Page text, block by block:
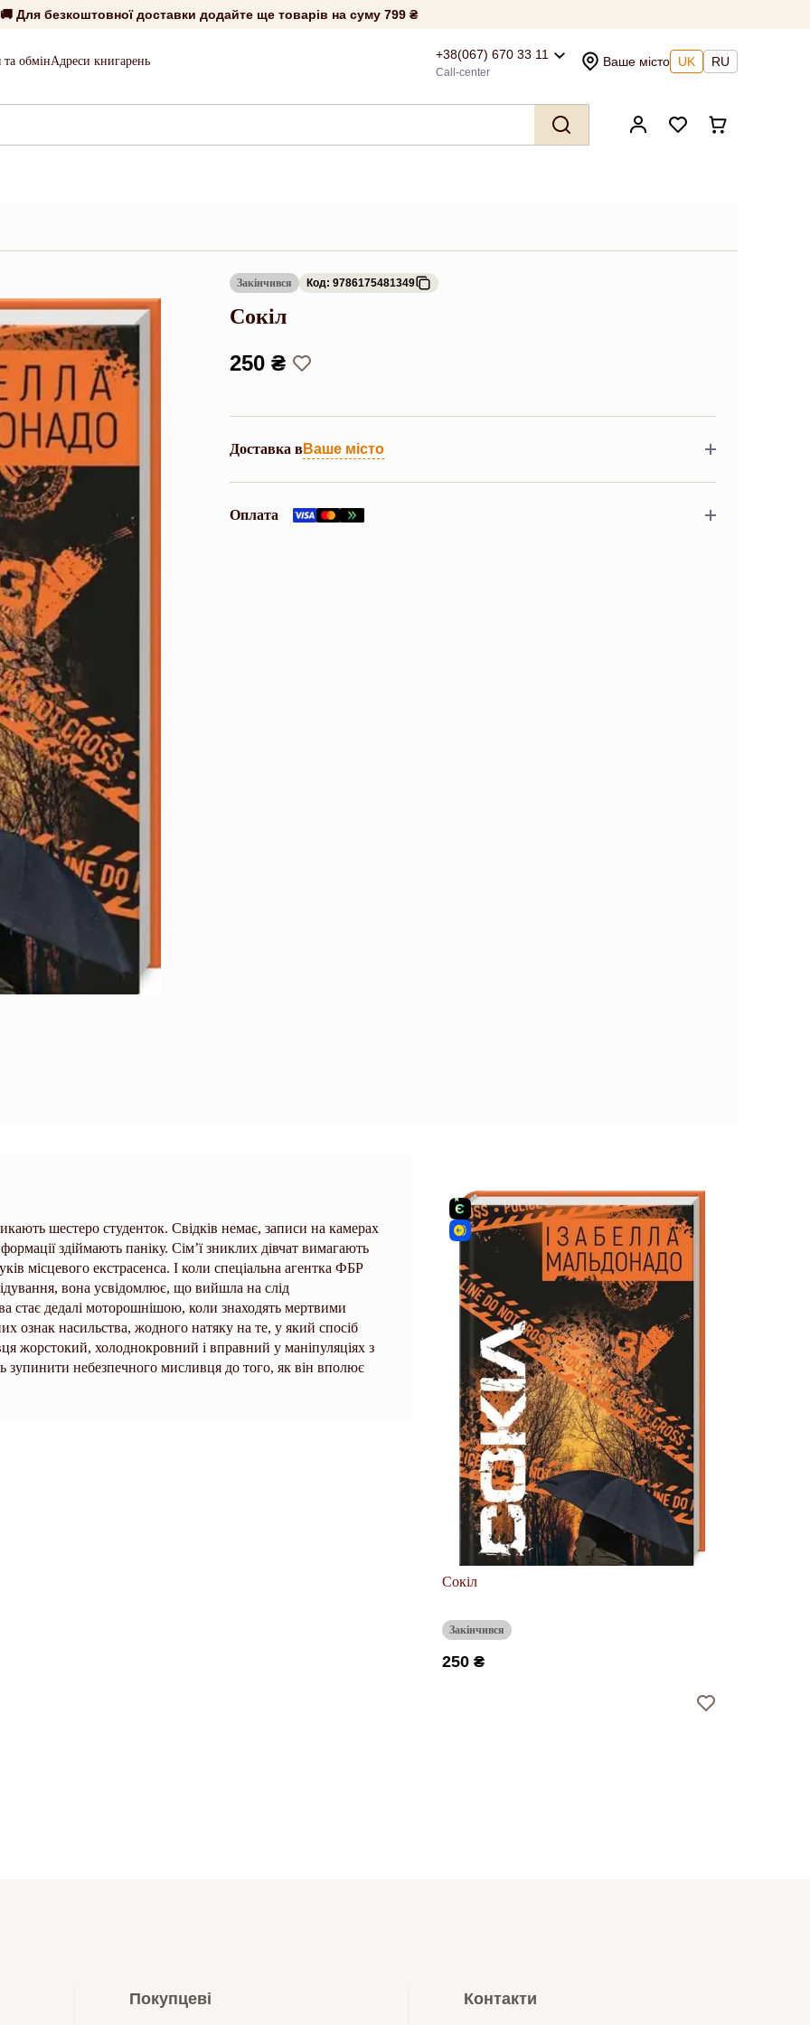
🚚 Для безкоштовної доставки додайте ще товарів на суму 799 ₴
обмінАдреси книгарень +38(067) 670 33 11
Call-center
Ваше місто UK RU
Закінчився Код: 9786175481349
Сокіл
250 ₴
Доставка вВаше місто
Оплата
шестеро студенток. Свідків немає, записи на камерах
здіймають паніку. Сім’ї зниклих дівчат вимагають
місцевого екстрасенса. І коли спеціальна агентка ФБР
вона усвідомлює, що вийшла на слід
стає дедалі моторошнішою, коли знаходять мертвими
ознак насильства, жодного натяку на те, у який спосіб
жорстокий, холоднокровний і вправний у маніпуляціях з
зупинити небезпечного мисливця до того, як він вполює
Сокіл
Закінчився
250 ₴
Покупцеві Контакти